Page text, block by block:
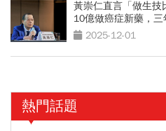
黃崇仁直言「做生技
10億做癌症新藥，
2025-12-01
熱門話題